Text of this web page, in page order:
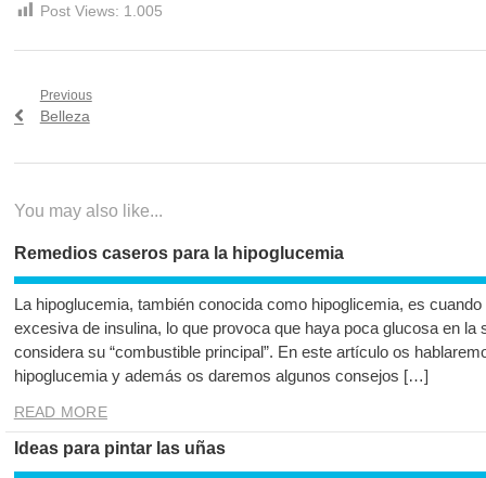
Post Views: 1.005
Navegación
Previous
Previous
Belleza
You may also like...
Remedios caseros para la hipoglucemia
La hipoglucemia, también conocida como hipoglicemia, es
excesiva de insulina, lo que provoca que haya poca glucosa en la
considera su “combustible principal”. En este artículo os
hipoglucemia y además os daremos algunos consejos […]
READ MORE
Ideas para pintar las uñas